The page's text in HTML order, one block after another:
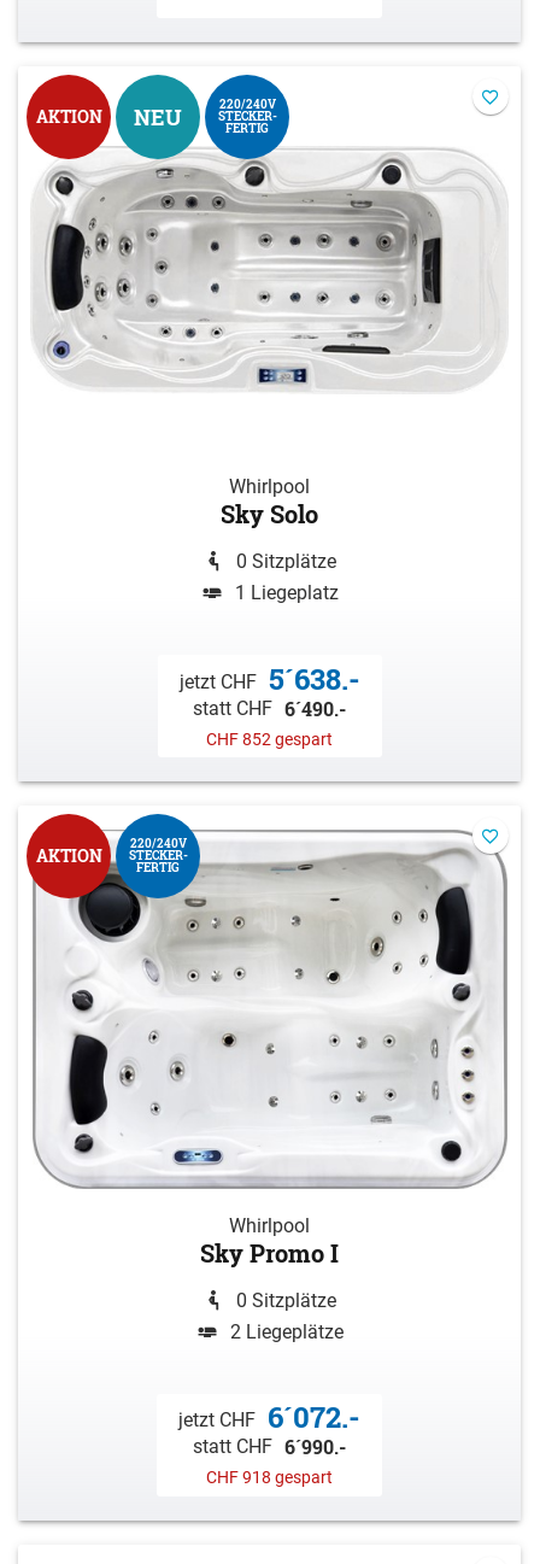
AKTION NEU 220/240V
STECKER-
FERTIG
Whirlpool
Sky Solo
0 Sitzplätze
1 Liegeplatz
jetzt CHF 5´638.-
statt CHF 6´490.-
CHF 852 gespart
AKTION
220/240V
STECKER-
FERTIG
Whirlpool
Sky Promo I
0 Sitzplätze
2 Liegeplätze
jetzt CHF 6´072.-
statt CHF 6´990.-
CHF 918 gespart